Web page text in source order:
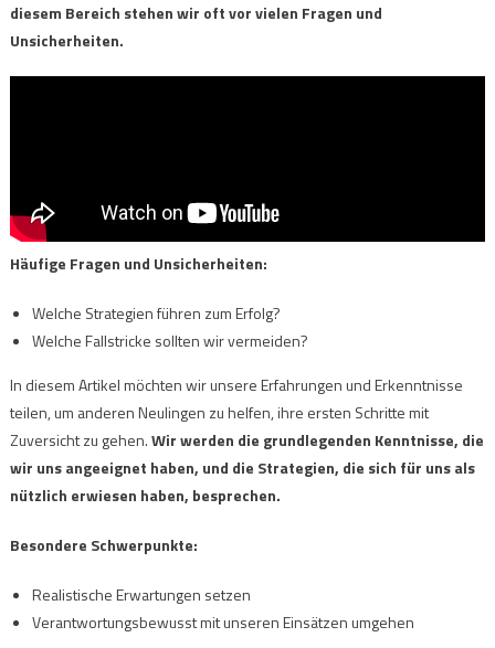
im
Bereich
diesem Bereich stehen wir oft vor vielen Fragen und
Unsicherheiten.
Häufige Fragen und Unsicherheiten:
Welche Strategien führen zum Erfolg?
Welche Fallstricke sollten wir vermeiden?
In diesem Artikel möchten wir unsere Erfahrungen und Erkenntnisse
teilen, um anderen Neulingen zu helfen, ihre ersten Schritte mit
Zuversicht zu gehen.Wir werden die grundlegenden Kenntnisse, die
wir uns angeeignet haben, und die Strategien, die sich für uns als
nützlich erwiesen haben, besprechen.
Besondere Schwerpunkte:
Realistische Erwartungen setzen
Verantwortungsbewusst mit unseren Einsätzen umgehen